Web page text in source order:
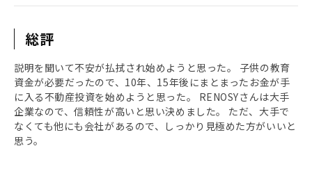
総評
説明を聞いて不安が払拭され始めようと思った。 子供の教育
資金が必要だったので、10年、15年後にまとまったお金が手
に入る不動産投資を始めようと思った。 RENOSYさんは大手
企業なので、信頼性が高いと思い決めました。 ただ、大手で
なくても他にも会社があるので、しっかり見極めた方がいいと
思う。